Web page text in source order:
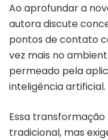
Ao aprofundar a
autora discute
pontos de contato
vez mais no
permeado pela
inteligência artificial.
Essa
tradicional, mas